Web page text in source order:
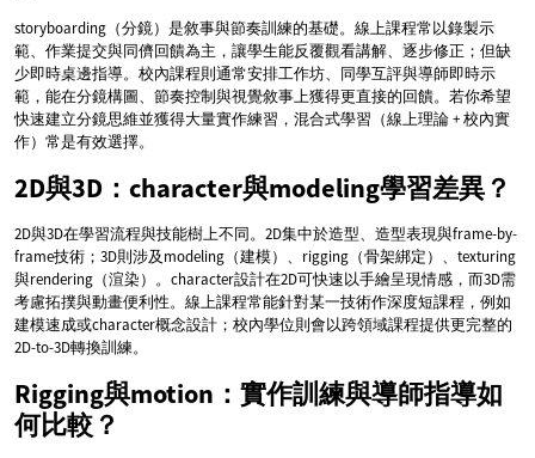
storyboarding（分鏡）是敘事與節奏訓練的基礎。線上課程常以錄製示
範、作業提交與同儕回饋為主，讓學生能反覆觀看講解、逐步修正；但缺
少即時桌邊指導。校內課程則通常安排工作坊、同學互評與導師即時示
範，能在分鏡構圖、節奏控制與視覺敘事上獲得更直接的回饋。若你希望
快速建立分鏡思維並獲得大量實作練習，混合式學習（線上理論 + 校內實
作）常是有效選擇。
2D與3D：character與modeling學習差異？
2D與3D在學習流程與技能樹上不同。2D集中於造型、造型表現與frame-by-
frame技術；3D則涉及modeling（建模）、rigging（骨架綁定）、texturing
與rendering（渲染）。character設計在2D可快速以手繪呈現情感，而3D需
考慮拓撲與動畫便利性。線上課程常能針對某一技術作深度短課程，例如
建模速成或character概念設計；校內學位則會以跨領域課程提供更完整的
2D-to-3D轉換訓練。
Rigging與motion：實作訓練與導師指導如
何比較？